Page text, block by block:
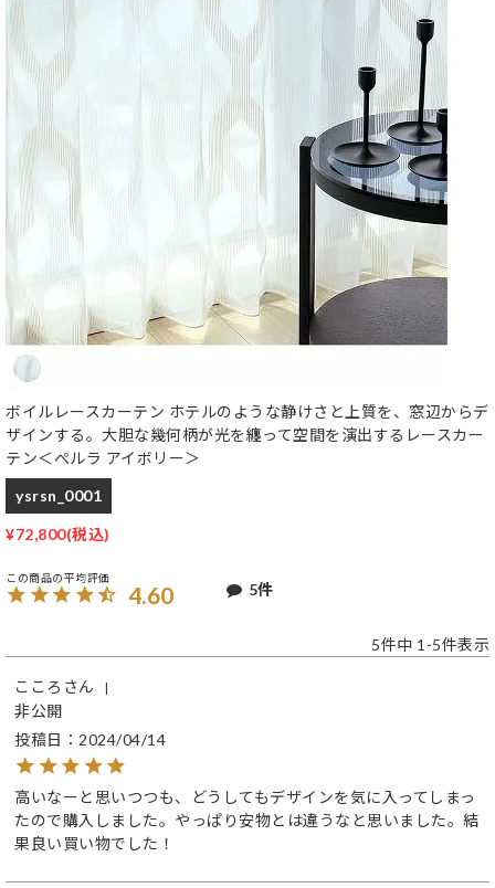
ボイルレースカーテン ホテルのような静けさと上質を、窓辺からデ
ザインする。大胆な幾何柄が光を纏って空間を演出するレースカー
テン＜ぺルラ アイボリー＞
ysrsn_0001
¥72,800
4.60 5
5件中 1 -5件表示
こころ
非公開
投稿日
2024/04/14
高いなーと思いつつも、どうしてもデザインを気に入ってしまっ
たので購入しました。やっぱり安物とは違うなと思いました。結
果良い買い物でした！